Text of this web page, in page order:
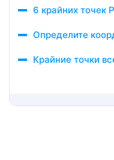
6 крайних точек
Определите
Крайние точки